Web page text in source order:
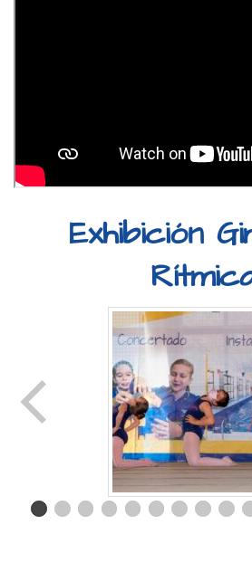
Exhibición